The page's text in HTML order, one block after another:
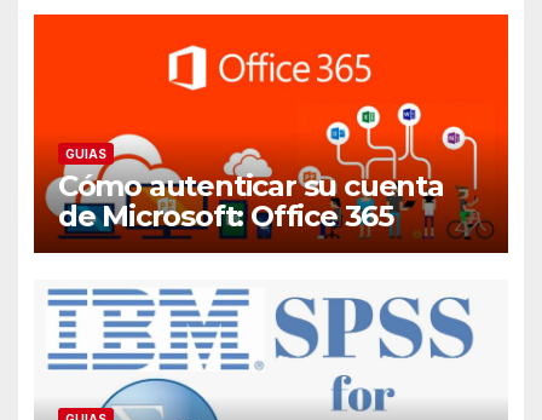
GUIAS
Cómo autenticar su cuenta
de Microsoft: Office 365